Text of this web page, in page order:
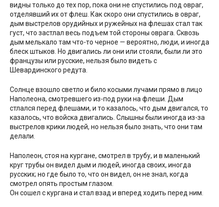
видны только до тех пор, пока они не спустились под овраг,
отделявший их от флеш. Как скоро они спустились в овраг,
дым выстрелов орудийных и ружейных на флешах стал так
густ, что застлал весь подъем той стороны оврага. Сквозь
дым мелькало там что-то черное — вероятно, люди, и иногда
блеск штыков. Но двигались ли они или стояли, были ли это
французы или русские, нельзя было видеть с
Шевардинского редута.
Солнце взошло светло и било косыми лучами прямо в лицо
Наполеона, смотревшего из-под руки на флеши. Дым
стлался перед флешами, и то казалось, что дым двигался, то
казалось, что войска двигались. Слышны были иногда из-за
выстрелов крики людей, но нельзя было знать, что они там
делали.
Наполеон, стоя на кургане, смотрел в трубу, и в маленький
круг трубы он видел дым и людей, иногда своих, иногда
русских; но где было то, что он видел, он не знал, когда
смотрел опять простым глазом.
Он сошел с кургана и стал взад и вперед ходить перед ним.